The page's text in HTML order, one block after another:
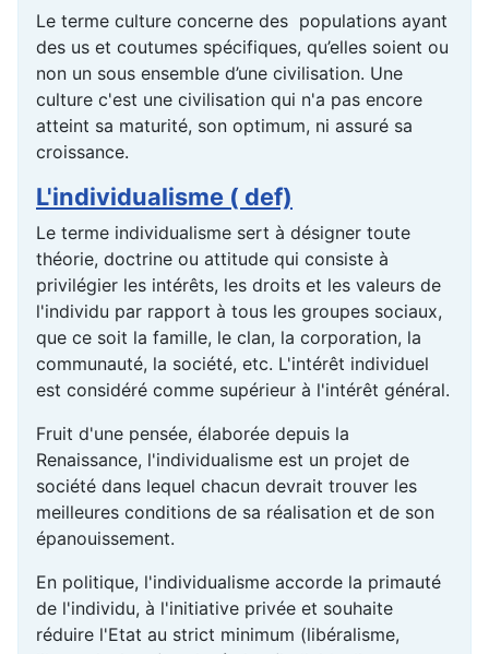
Le terme culture concerne des populations ayant
des us et coutumes spécifiques, qu’elles soient ou
non un sous ensemble d’une civilisation. Une
culture c'est une civilisation qui n'a pas encore
atteint sa maturité, son optimum, ni assuré sa
croissance.
L'individualisme ( def)
Le terme individualisme sert à désigner toute
théorie, doctrine ou attitude qui consiste à
privilégier les intérêts, les droits et les valeurs de
l'individu par rapport à tous les groupes sociaux,
que ce soit la famille, le clan, la corporation, la
communauté, la société, etc. L'intérêt individuel
est considéré comme supérieur à l'intérêt général.
Fruit d'une pensée, élaborée depuis la
Renaissance, l'individualisme est un projet de
société dans lequel chacun devrait trouver les
meilleures conditions de sa réalisation et de son
épanouissement.
En politique, l'individualisme accorde la primauté
de l'individu, à l'initiative privée et souhaite
réduire l'Etat au strict minimum (libéralisme,